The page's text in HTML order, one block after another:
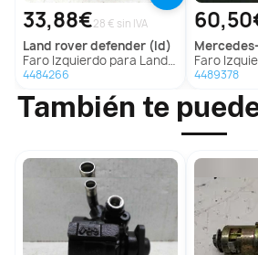
33,88€28 € sin IVA
land roverdefender (ld)
Faro Izquierdo para Land Rover Defender (Ld)
4484266
Faro Izquierdo para
4489378
También te